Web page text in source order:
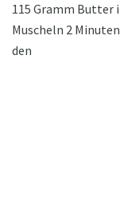
115 Gramm Butter
Muscheln 2
den